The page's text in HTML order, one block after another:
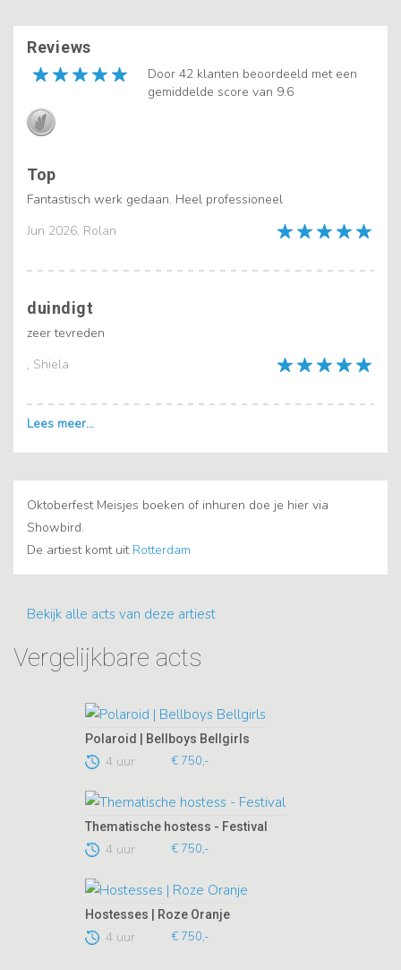
Reviews
Door 42 klanten beoordeeld met een
gemiddelde score van 9.6
Jun 2026, Rolan
Top
Fantastisch werk gedaan. Heel professioneel
, Shiela
duindigt
zeer tevreden
Oktoberfest Meisjes boeken of inhuren doe je hier via
Showbird.
De artiest komt uit Rotterdam
Bekijk alle acts van deze artiest
Vergelijkbare acts
Polaroid | Bellboys Bellgirls
4 uur € 750,-
Thematische hostess - Festival
4 uur € 750,-
Hostesses | Roze Oranje
4 uur € 750,-